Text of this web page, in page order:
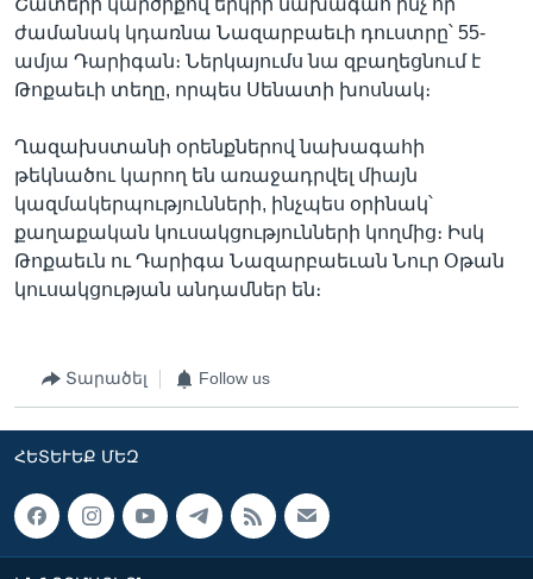
ժամանակ կդառնա Նազարբաեւի դուստրը՝ 55-
ամյա Դարիգան։ Ներկայումս նա զբաղեցնում է
Թոքաեւի տեղը, որպես Սենատի խոսնակ։
Ղազախստանի օրենքներով նախագահի
թեկնածու կարող են առաջադրվել միայն
կազմակերպությունների, ինչպես օրինակ՝
քաղաքական կուսակցությունների կողմից։ Իսկ
Թոքաեւն ու Դարիգա Նազարբաեւան Նուր Օթան
կուսակցության անդամներ են։
Տարածել Follow us
ՀԵՏԵՒԵՔ ՄԵԶ